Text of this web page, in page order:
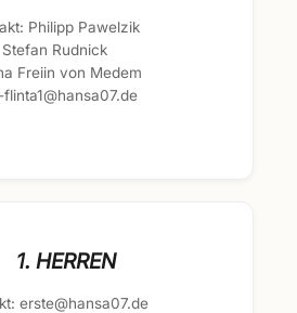
Philipp Pawelzik
Stefan Rudnick
Freiin von Medem
flinta1@hansa07.de
1. HERREN
erste@hansa07.de